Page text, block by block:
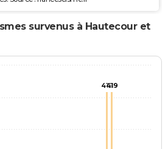
survenus à Hautecour et
419
419